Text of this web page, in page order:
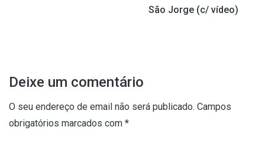
São Jorge (c/ vídeo)
Deixe um comentário
O seu endereço de email não será publicado. Campos
obrigatórios marcados com *